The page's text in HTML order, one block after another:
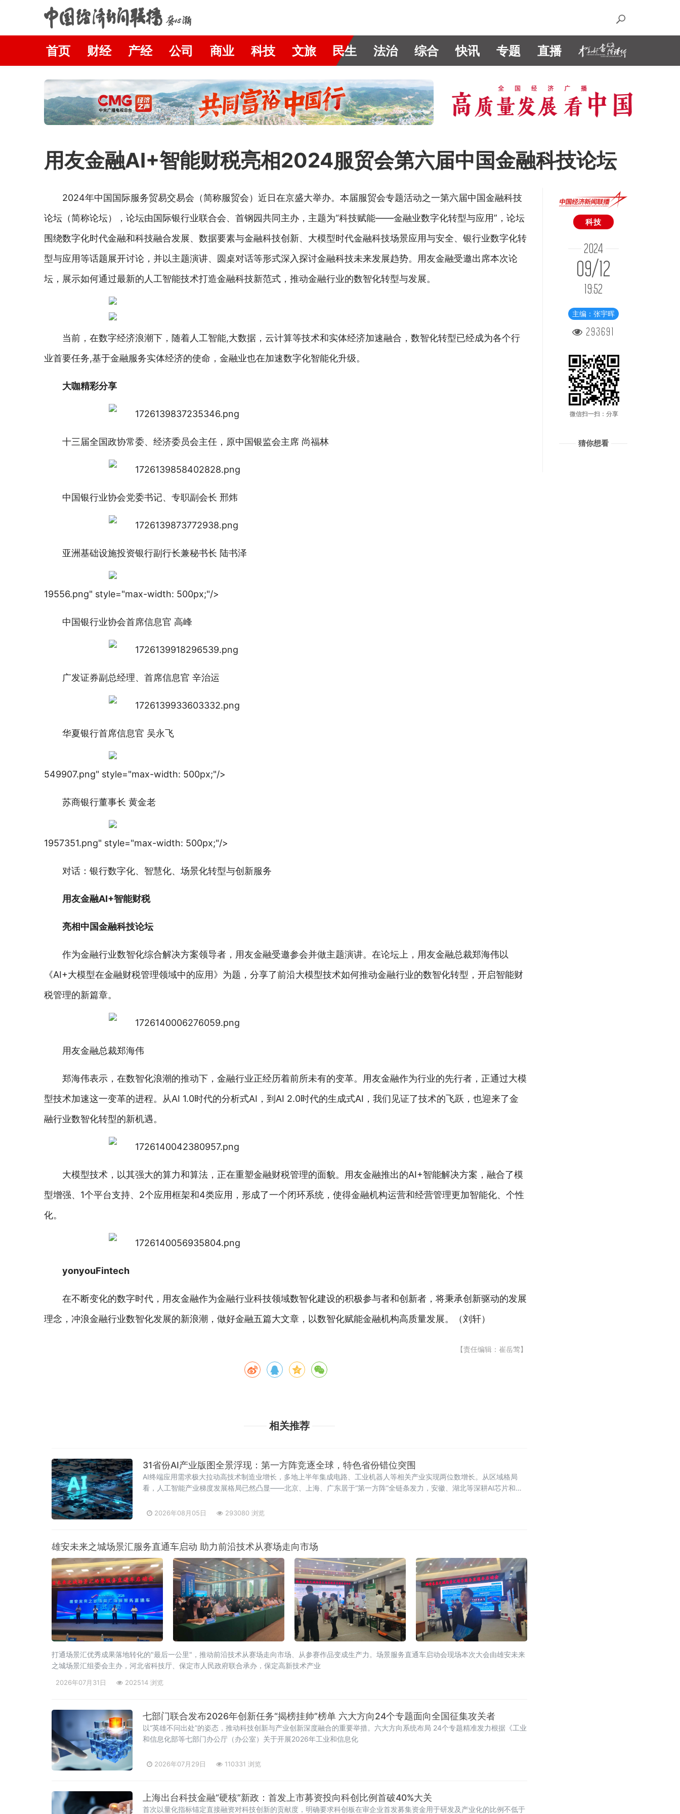
首页 财经 产经 公司 商业 科技 文旅 民生 法治 综合 快讯 专题 直播
用友金融AI+智能财税亮相2024服贸会第六届中国金融科技论坛
2024年中国国际服务贸易交易会（简称服贸会）近日在京盛大举办。本届服贸会专题活动之一第六届中国金融科技
论坛（简称论坛），论坛由国际银行业联合会、首钢园共同主办，主题为“科技赋能——金融业数字化转型与应用”，论坛
围绕数字化时代金融和科技融合发展、数据要素与金融科技创新、大模型时代金融科技场景应用与安全、银行业数字化转
型与应用等话题展开讨论，并以主题演讲、圆桌对话等形式深入探讨金融科技未来发展趋势。用友金融受邀出席本次论
坛，展示如何通过最新的人工智能技术打造金融科技新范式，推动金融行业的数智化转型与发展。
当前，在数字经济浪潮下，随着人工智能,大数据，云计算等技术和实体经济加速融合，数智化转型已经成为各个行
业首要任务,基于金融服务实体经济的使命，金融业也在加速数字化智能化升级。
大咖精彩分享
十三届全国政协常委、经济委员会主任，原中国银监会主席 尚福林
中国银行业协会党委书记、专职副会长 邢炜
亚洲基础设施投资银行副行长兼秘书长 陆书泽
19556.png" style="max-width: 500px;"/>
中国银行业协会首席信息官 高峰
广发证券副总经理、首席信息官 辛治运
华夏银行首席信息官 吴永飞
549907.png" style="max-width: 500px;"/>
苏商银行董事长 黄金老
1957351.png" style="max-width: 500px;"/>
对话：银行数字化、智慧化、场景化转型与创新服务
用友金融AI+智能财税
亮相中国金融科技论坛
作为金融行业数智化综合解决方案领导者，用友金融受邀参会并做主题演讲。在论坛上，用友金融总裁郑海伟以
《AI+大模型在金融财税管理领域中的应用》为题，分享了前沿大模型技术如何推动金融行业的数智化转型，开启智能财
税管理的新篇章。
用友金融总裁郑海伟
郑海伟表示，在数智化浪潮的推动下，金融行业正经历着前所未有的变革。用友金融作为行业的先行者，正通过大模
型技术加速这一变革的进程。从AI 1.0时代的分析式AI，到AI 2.0时代的生成式AI，我们见证了技术的飞跃，也迎来了金
融行业数智化转型的新机遇。
大模型技术，以其强大的算力和算法，正在重塑金融财税管理的面貌。用友金融推出的AI+智能解决方案，融合了模
型增强、1个平台支持、2个应用框架和4类应用，形成了一个闭环系统，使得金融机构运营和经营管理更加智能化、个性
化。
yonyouFintech
在不断变化的数字时代，用友金融作为金融行业科技领域数智化建设的积极参与者和创新者，将秉承创新驱动的发展
理念，冲浪金融行业数智化发展的新浪潮，做好金融五篇大文章，以数智化赋能金融机构高质量发展。（刘轩）
【责任编辑：崔岳莺】
相关推荐
31省份AI产业版图全景浮现：第一方阵竞逐全球，特色省份错位突围
AI终端应用需求极大拉动高技术制造业增长，多地上半年集成电路、工业机器人等相关产业实现两位数增长。从区域格局
看，人工智能产业梯度发展格局已然凸显——北京、上海、广东居于“第一方阵”全链条发力，安徽、湖北等深耕AI芯片和光
2026年08月05日 293080 浏览
雄安未来之城场景汇服务直通车启动 助力前沿技术从赛场走向市场
打通场景汇优秀成果落地转化的"最后一公里"，推动前沿技术从赛场走向市场、从参赛作品变成生产力。场景服务直通车启动会现场本次大会由雄安未来
之城场景汇组委会主办，河北省科技厅、保定市人民政府联合承办，保定高新技术产业
2026年07月31日 202514 浏览
七部门联合发布2026年创新任务“揭榜挂帅”榜单 六大方向24个专题面向全国征集攻关者
以“英雄不问出处”的姿态，推动科技创新与产业创新深度融合的重要举措。六大方向系统布局 24个专题精准发力根据《工业
和信息化部等七部门办公厅（办公室）关于开展2026年工业和信息化
2026年07月29日 110331 浏览
上海出台科技金融“硬核”新政：首发上市募资投向科创比例首破40%大关
首次以量化指标锚定直接融资对科技创新的贡献度，明确要求科创板在审企业首发募集资金用于研发及产业化的比例不低于
科技
2024
09/12
19:52
主编：张宇晖
293691
微信扫一扫：分享
猜你想看